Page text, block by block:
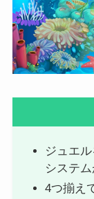
ジュエ
システ
4つ揃え